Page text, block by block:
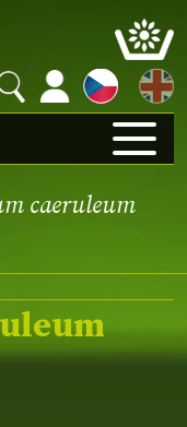
EN
caeruleum